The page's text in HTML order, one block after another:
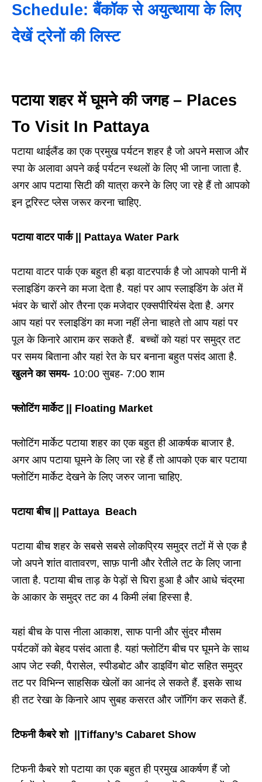
Schedule: बैंकॉक से अयुत्थाया के लिए
देखें ट्रेनों की लिस्ट
पटाया शहर में घूमने की जगह – Places
To Visit In Pattaya
पटाया थाईलैंड का एक प्रमुख पर्यटन शहर है जो अपने मसाज और
स्पा के अलावा अपने कई पर्यटन स्थलों के लिए भी जाना जाता है.
अगर आप पटाया सिटी की यात्रा करने के लिए जा रहे हैं तो आपको
इन टूरिस्ट प्लेस जरूर करना चाहिए.
पटाया वाटर पार्क || Pattaya Water Park
पटाया वाटर पार्क एक बहुत ही बड़ा वाटरपार्क है जो आपको पानी में
स्लाइडिंग करने का मजा देता है. यहां पर आप स्लाइडिंग के अंत में
भंवर के चारों ओर तैरना एक मजेदार एक्सपीरियंस देता है. अगर
आप यहां पर स्लाइडिंग का मजा नहीं लेना चाहते तो आप यहां पर
पूल के किनारे आराम कर सकते हैं. बच्चों को यहां पर समुद्र तट
पर समय बिताना और यहां रेत के घर बनाना बहुत पसंद आता है.
खुलने का समय- 10:00 सुबह- 7:00 शाम
फ्लोटिंग मार्केट || Floating Market
फ्लोटिंग मार्केट पटाया शहर का एक बहुत ही आकर्षक बाजार है.
अगर आप पटाया घूमने के लिए जा रहे हैं तो आपको एक बार पटाया
फ्लोटिंग मार्केट देखने के लिए जरुर जाना चाहिए.
पटाया बीच || Pattaya Beach
पटाया बीच शहर के सबसे सबसे लोकप्रिय समुद्र तटों में से एक है
जो अपने शांत वातावरण, साफ़ पानी और रेतीले तट के लिए जाना
जाता है. पटाया बीच ताड़ के पेड़ों से घिरा हुआ है और आधे चंद्रमा
के आकार के समुद्र तट का 4 किमी लंबा हिस्सा है.
यहां बीच के पास नीला आकाश, साफ पानी और सुंदर मौसम
पर्यटकों को बेहद पसंद आता है. यहां फ्लोटिंग बीच पर घूमने के साथ
आप जेट स्की, पैरासेल, स्पीडबोट और डाइविंग बोट सहित समुद्र
तट पर विभिन्न साहसिक खेलों का आनंद ले सकते हैं. इसके साथ
ही तट रेखा के किनारे आप सुबह कसरत और जॉगिंग कर सकते हैं.
टिफनी कैबरे शो ||Tiffany’s Cabaret Show
टिफनी कैबरे शो पटाया का एक बहुत ही प्रमुख आकर्षण हैं जो